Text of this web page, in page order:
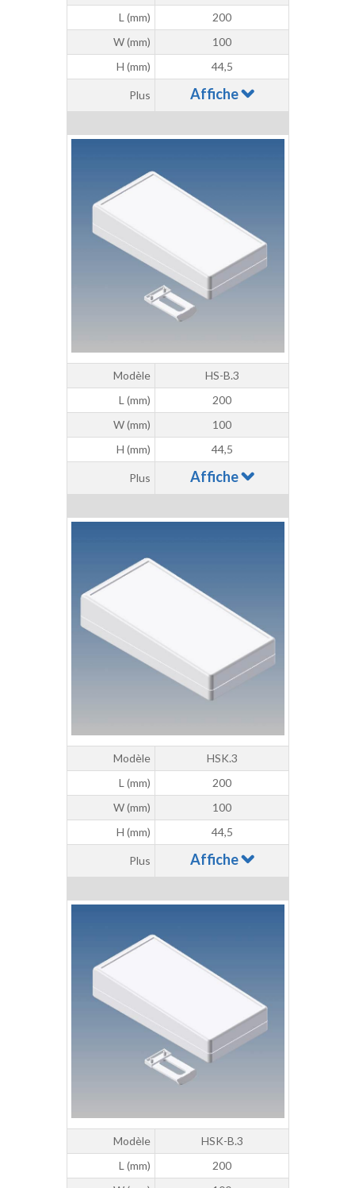
L (mm)
200
W (mm)
100
H (mm)
44,5
Plus Affiche
Modèle
HS-B.3
L (mm)
200
W (mm)
100
H (mm)
44,5
Plus Affiche
Modèle
HSK.3
L (mm)
200
W (mm)
100
H (mm)
44,5
Plus Affiche
Modèle
HSK-B.3
L (mm)
200